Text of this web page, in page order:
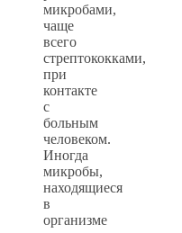
микробами,
чаще
всего
стрептококками,
при
контакте
с
больным
человеком.
Иногда
микробы,
находящиеся
в
организме